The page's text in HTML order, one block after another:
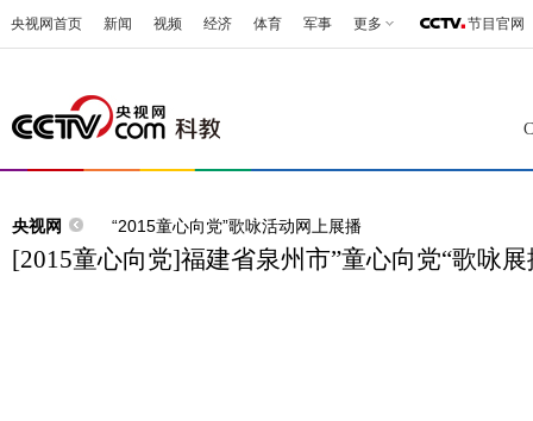
央视网首页 新闻 视频 经济 体育 军事 更多 节目官网
央视网 “2015童心向党”歌咏活动网上展播
[2015童心向党]福建省泉州市”童心向党“歌咏